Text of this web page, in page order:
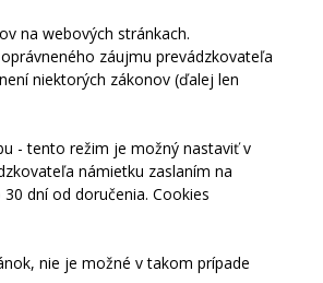
na webových stránkach.
záujmu prevádzkovateľa
niektorých zákonov (ďalej len
- tento režim je možný nastaviť v
námietku zaslaním na
dní od doručenia. Cookies
nie je možné v takom prípade